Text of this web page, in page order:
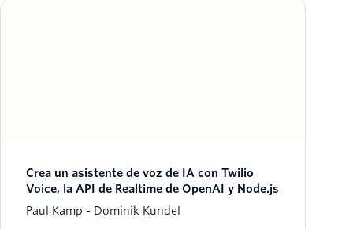
Crea un asistente de voz de IA con Twilio
Voice, la API de Realtime de OpenAI y Node.js
Paul Kamp
Dominik Kundel